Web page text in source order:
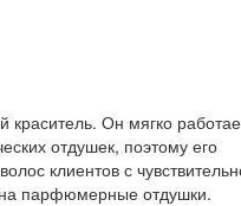
Он мягко
отдушек, поэтому его
клиентов с
парфюмерные отдушки.